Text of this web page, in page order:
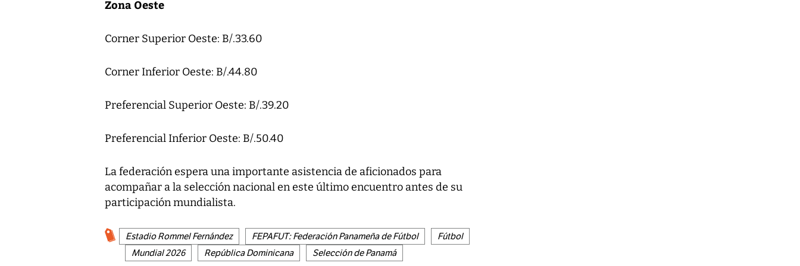
Zona Oeste
Corner Superior Oeste: B/.33.60
Corner Inferior Oeste: B/.44.80
Preferencial Superior Oeste: B/.39.20
Preferencial Inferior Oeste: B/.50.40
La federación espera una importante asistencia de aficionados para
acompañar a la selección nacional en este último encuentro antes de su
participación mundialista.
Estadio Rommel Fernández FEPAFUT: Federación Panameña de Fútbol
Fútbol
Mundial 2026
República Dominicana Selección de Panamá